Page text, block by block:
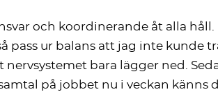
och koordinerande åt alla
pass ur balans att jag inte
nervsystemet bara lägger ned.
på jobbet nu i veckan känns